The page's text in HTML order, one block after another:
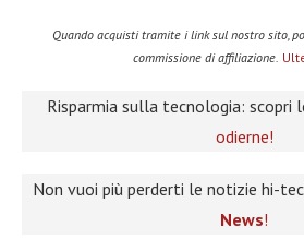
Quando acquisti tramite i link sul nostro sito,
commissione di affiliazione.
Risparmia sulla tecnologia: scopri
odierne!
Non vuoi più perderti le notizie hi-
News!